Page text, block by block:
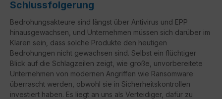
Schlussfolgerung
Bedrohungsakteure sind längst über Antivirus und EPP
hinausgewachsen, und Unternehmen müssen sich darüber im
Klaren sein, dass solche Produkte den heutigen
Bedrohungen nicht gewachsen sind. Selbst ein flüchtiger
Blick auf die Schlagzeilen zeigt, wie große, unvorbereitete
Unternehmen von modernen Angriffen wie Ransomware
überrascht werden, obwohl sie in Sicherheitskontrollen
investiert haben. Es liegt an uns als Verteidiger, dafür zu